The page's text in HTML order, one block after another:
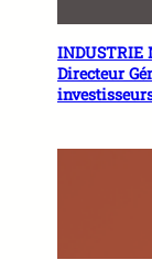
INDUSTRIE
Directeur